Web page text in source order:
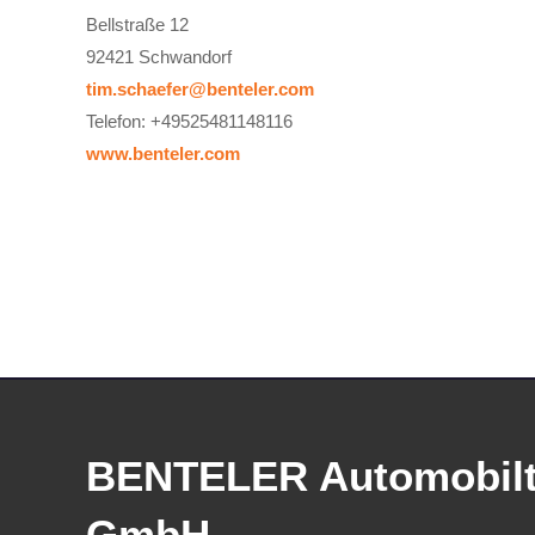
Bellstraße 12
92421 Schwandorf
tim.schaefer@benteler.com
Telefon: +49525481148116
www.benteler.com
BENTELER